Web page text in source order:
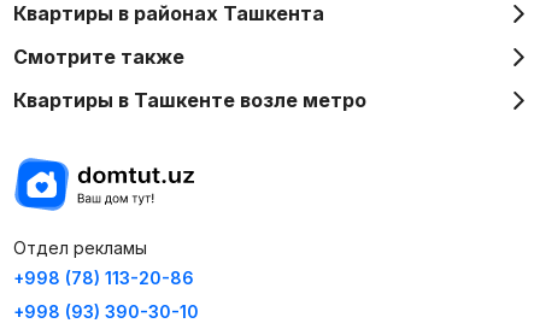
Квартиры в районах Ташкента
Смотрите также
Квартиры в Ташкенте возле метро
Отдел рекламы
+998 (78) 113-20-86
+998 (93) 390-30-10